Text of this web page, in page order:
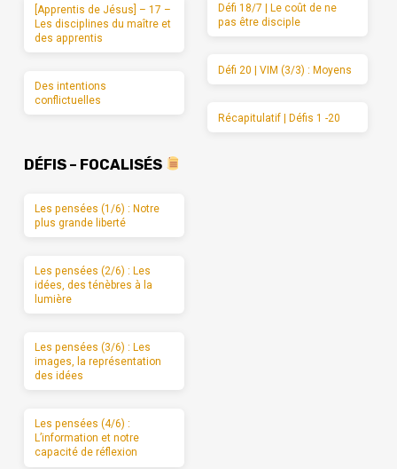
[Apprentis de Jésus] – 17 –
Les disciplines du maître et
des apprentis
Des intentions
conflictuelles
Défi 18/7 | Le coût de ne
pas être disciple
Défi 20 | VIM (3/3) : Moyens
Récapitulatif | Défis 1 -20
DÉFIS – FOCALISÉS
Les pensées (1/6) : Notre
plus grande liberté
Les pensées (2/6) : Les
idées, des ténèbres à la
lumière
Les pensées (3/6) : Les
images, la représentation
des idées
Les pensées (4/6) :
L’information et notre
capacité de réflexion